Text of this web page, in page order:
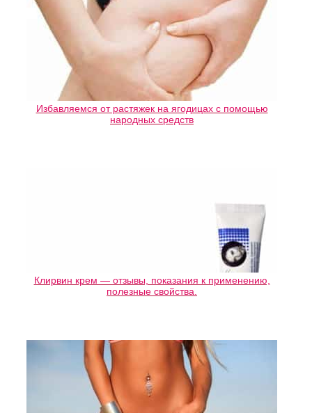
Избавляемся от растяжек на ягодицах с помощью
народных средств
Клирвин крем — отзывы, показания к применению,
полезные свойства.